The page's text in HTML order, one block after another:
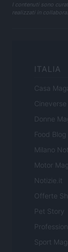
I contenuti sono
realizzati in
ITALIA
Casa
Donne
Food Blog
Milano
Motor
Notizie.it
Offerte
Pet Story
Sport